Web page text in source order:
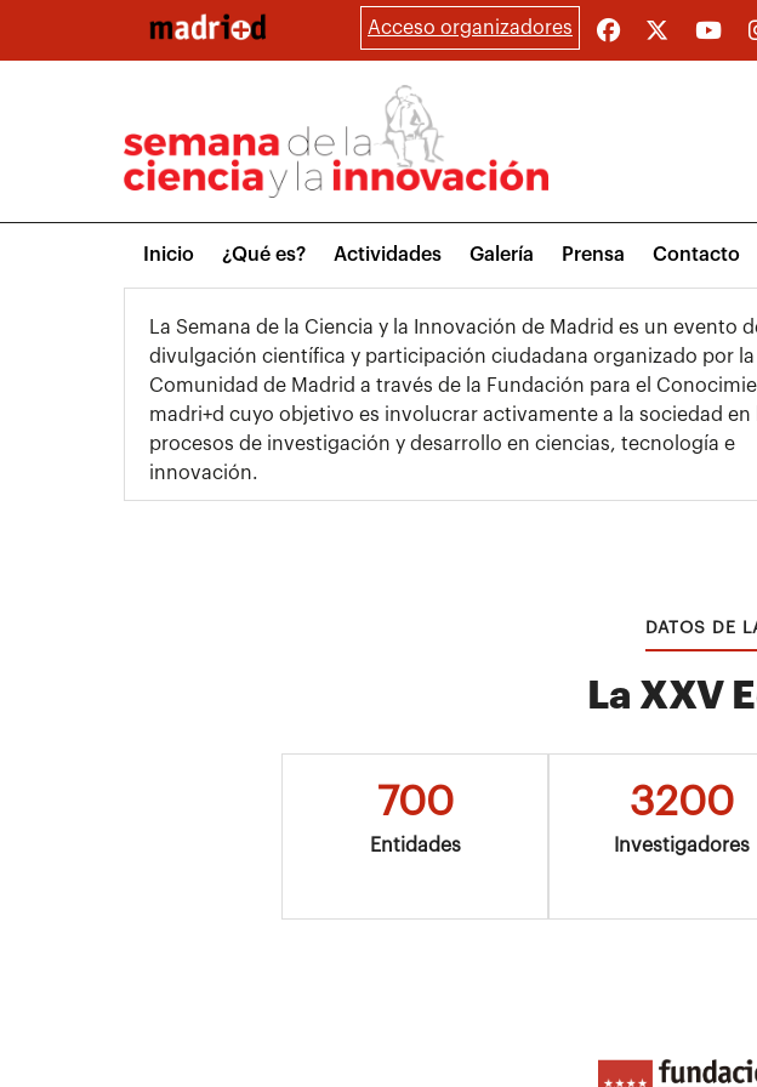
Acceso organizadores
MainInicio ¿Qué es? Actividades Galería Prensa Contacto
La Semana de la Ciencia y la Innovación de Madrid es un evento
divulgación científica y participación ciudadana organizado por la
Comunidad de Madrid a través de la Fundación para el
madri+d cuyo objetivo es involucrar activamente a la sociedad en
procesos de investigación y desarrollo en ciencias, tecnología e
innovación.
DATOS DE
La XXV
700
Entidades
3200
Investigadores